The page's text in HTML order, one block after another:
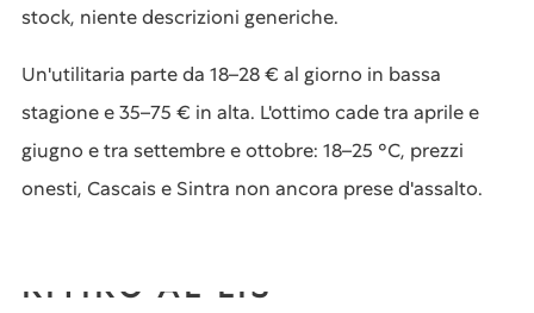
stock, niente descrizioni generiche.
Un'utilitaria parte da 18–28 € al giorno in bassa
stagione e 35–75 € in alta. L'ottimo cade tra aprile e
giugno e tra settembre e ottobre: 18–25 °C, prezzi
onesti, Cascais e Sintra non ancora prese d'assalto.
RITIRO AL LIS